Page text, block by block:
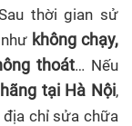
thời gian sử
không chạy,
thoát… Nếu
tại Hà Nội,
địa chỉ sửa chữa